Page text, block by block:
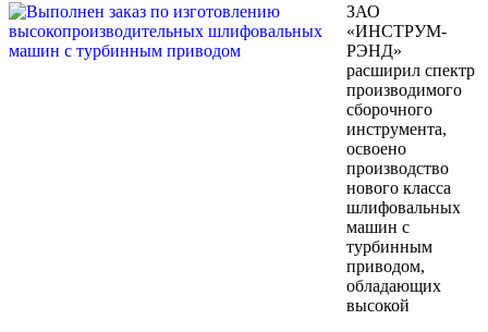
ЗАО
«ИНСТРУМ-
РЭНД»
расширил спектр
производимого
сборочного
инструмента,
освоено
производство
нового класса
шлифовальных
машин с
турбинным
приводом,
обладающих
высокой